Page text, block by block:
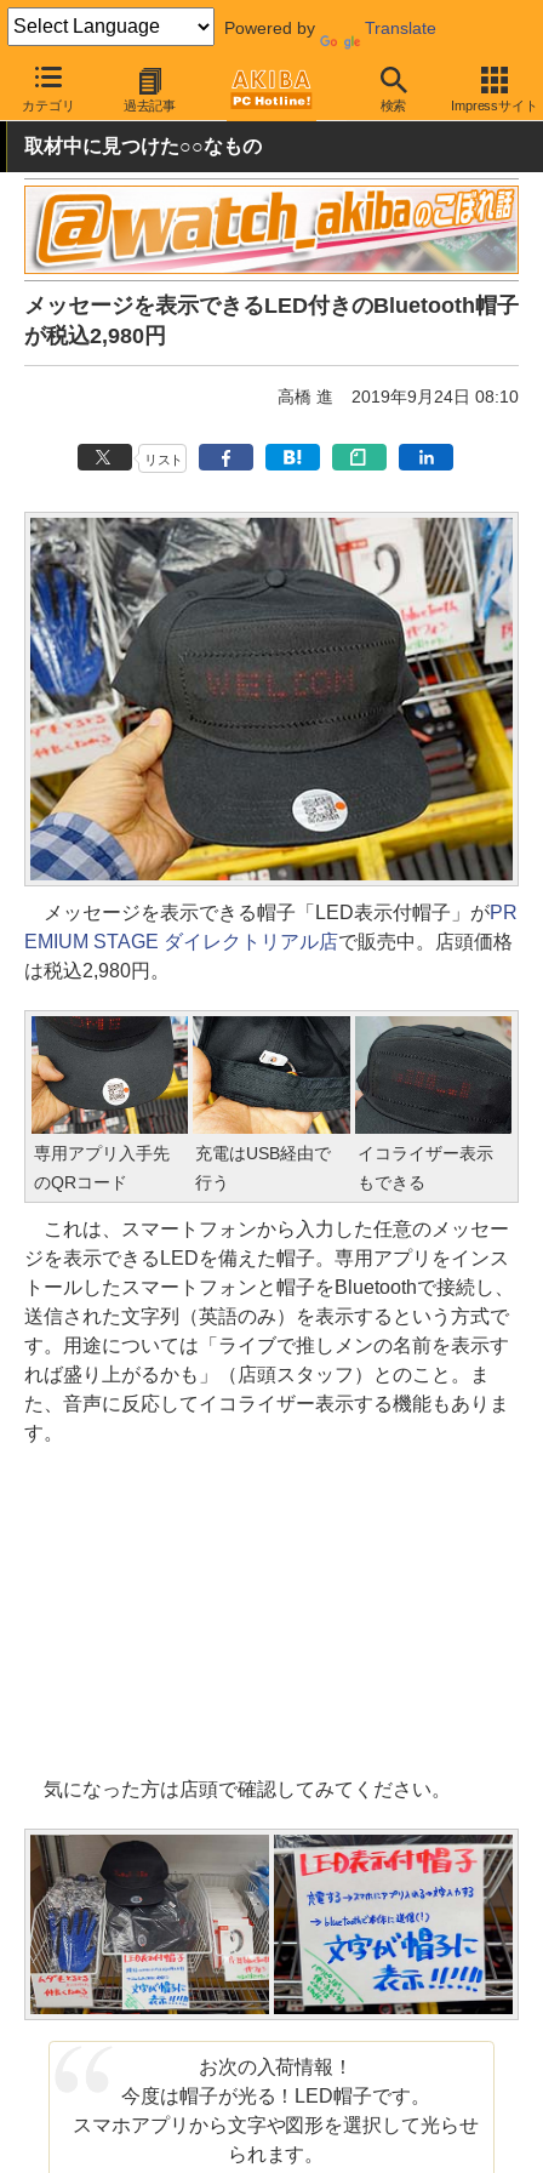
Powered by Translate
カテゴリ 過去記事 検索 Impressサイト
AKIBA PC Hotline! ガジェット その他
取材中に見つけた○○なもの
メッセージを表示できるLED付きのBluetooth帽子
が税込2,980円
高橋 進 2019年9月24日 08:10
リスト
メッセージを表示できる帽子「LED表示付帽子」がPR
EMIUM STAGE ダイレクトリアル店で販売中。店頭価格
は税込2,980円。
専用アプリ入手先
のQRコード
充電はUSB経由で
行う
イコライザー表示
もできる
これは、スマートフォンから入力した任意のメッセー
ジを表示できるLEDを備えた帽子。専用アプリをインス
トールしたスマートフォンと帽子をBluetoothで接続し、
送信された文字列（英語のみ）を表示するという方式で
す。用途については「ライブで推しメンの名前を表示す
れば盛り上がるかも」（店頭スタッフ）とのこと。ま
た、音声に反応してイコライザー表示する機能もありま
す。
気になった方は店頭で確認してみてください。
お次の入荷情報！
今度は帽子が光る！LED帽子です。
スマホアプリから文字や図形を選択して光らせ
られます。